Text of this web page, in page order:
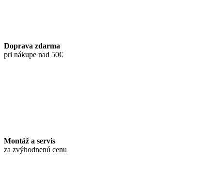
Doprava zdarma
pri nákupe nad 50€
Montáž a servis
za zvýhodnenú cenu